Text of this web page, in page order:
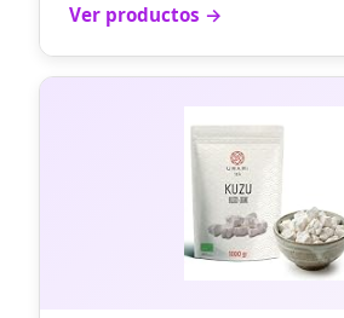
Ver productos →